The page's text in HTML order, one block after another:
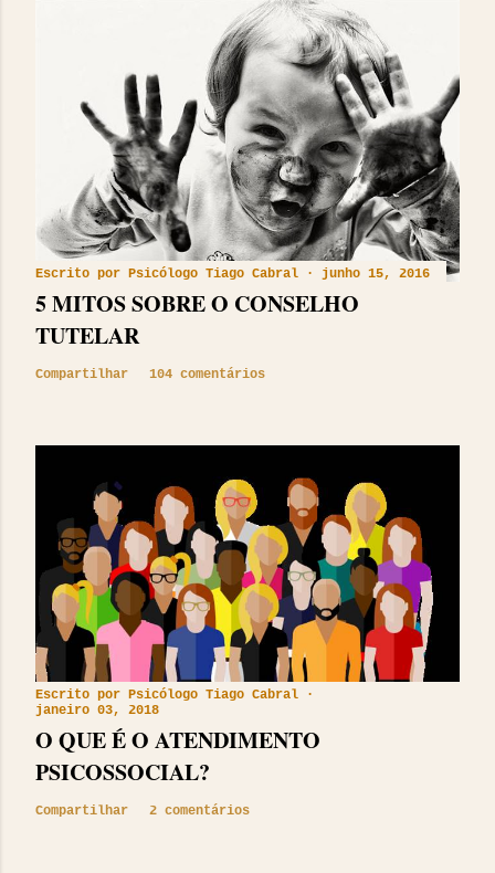
Escrito por Psicólogo Tiago Cabral junho 15, 2016
5 MITOS SOBRE O CONSELHO
TUTELAR
Compartilhar 104 comentários
Escrito por Psicólogo Tiago Cabral
janeiro 03, 2018
O QUE É O ATENDIMENTO
PSICOSSOCIAL?
Compartilhar 2 comentários